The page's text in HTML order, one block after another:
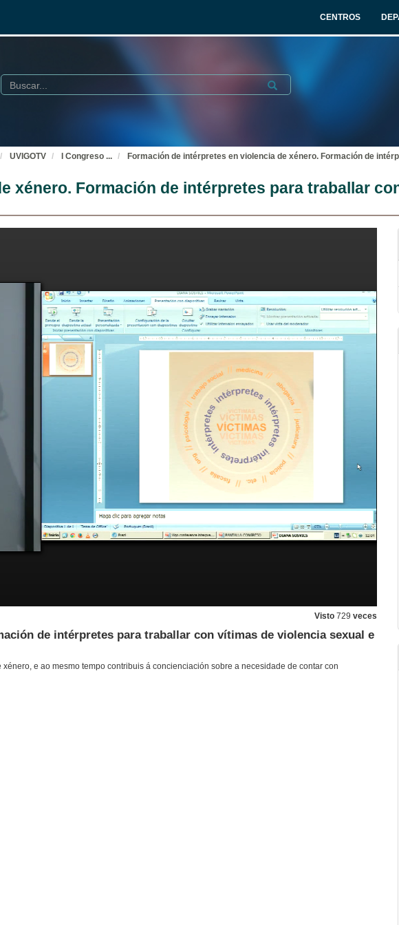
CENTROS
Buscar Submit
UVIGOTV I Congreso ... Formación de intérpretes en violencia de xénero. Formación de
xénero. Formación de intérpretes para traballar
Visto 729 veces
de intérpretes para traballar con vítimas de violencia sexual e
e ao mesmo tempo contribuis á concienciación sobre a necesidade de contar con